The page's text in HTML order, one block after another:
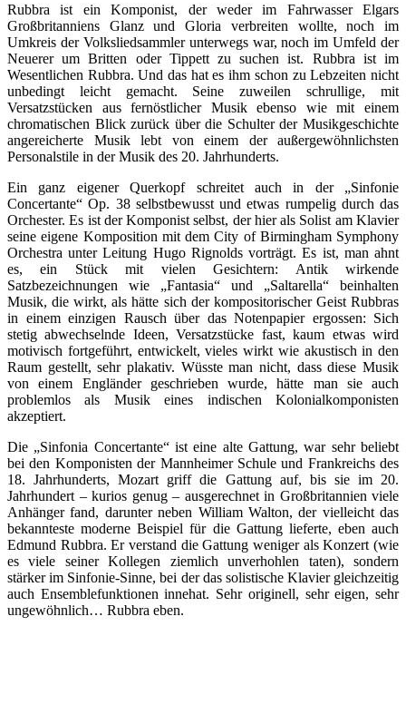
Rubbra ist ein Komponist, der weder im Fahrwasser Elgars
Großbritanniens Glanz und Gloria verbreiten wollte, noch im
Umkreis der Volksliedsammler unterwegs war, noch im Umfeld der
Neuerer um Britten oder Tippett zu suchen ist. Rubbra ist im
Wesentlichen Rubbra. Und das hat es ihm schon zu Lebzeiten nicht
unbedingt leicht gemacht. Seine zuweilen schrullige, mit
Versatzstücken aus fernöstlicher Musik ebenso wie mit einem
chromatischen Blick zurück über die Schulter der Musikgeschichte
angereicherte Musik lebt von einem der außergewöhnlichsten
Personalstile in der Musik des 20. Jahrhunderts.
Ein ganz eigener Querkopf schreitet auch in der „Sinfonie
Concertante“ Op. 38 selbstbewusst und etwas rumpelig durch das
Orchester. Es ist der Komponist selbst, der hier als Solist am Klavier
seine eigene Komposition mit dem City of Birmingham Symphony
Orchestra unter Leitung Hugo Rignolds vorträgt. Es ist, man ahnt
es, ein Stück mit vielen Gesichtern: Antik wirkende
Satzbezeichnungen wie „Fantasia“ und „Saltarella“ beinhalten
Musik, die wirkt, als hätte sich der kompositorischer Geist Rubbras
in einem einzigen Rausch über das Notenpapier ergossen: Sich
stetig abwechselnde Ideen, Versatzstücke fast, kaum etwas wird
motivisch fortgeführt, entwickelt, vieles wirkt wie akustisch in den
Raum gestellt, sehr plakativ. Wüsste man nicht, dass diese Musik
von einem Engländer geschrieben wurde, hätte man sie auch
problemlos als Musik eines indischen Kolonialkomponisten
akzeptiert.
Die „Sinfonia Concertante“ ist eine alte Gattung, war sehr beliebt
bei den Komponisten der Mannheimer Schule und Frankreichs des
18. Jahrhunderts, Mozart griff die Gattung auf, bis sie im 20.
Jahrhundert – kurios genug – ausgerechnet in Großbritannien viele
Anhänger fand, darunter neben William Walton, der vielleicht das
bekannteste moderne Beispiel für die Gattung lieferte, eben auch
Edmund Rubbra. Er verstand die Gattung weniger als Konzert (wie
es viele seiner Kollegen ziemlich unverhohlen taten), sondern
stärker im Sinfonie-Sinne, bei der das solistische Klavier gleichzeitig
auch Ensemblefunktionen innehat. Sehr originell, sehr eigen, sehr
ungewöhnlich… Rubbra eben.